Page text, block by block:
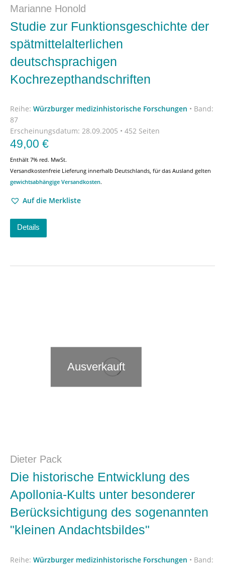
Marianne Honold
Studie zur Funktionsgeschichte der
spätmittelalterlichen
deutschsprachigen
Kochrezepthandschriften
Reihe: Würzburger medizinhistorische Forschungen • Band:
87
Erscheinungsdatum: 28.09.2005 • 452 Seiten
49,00 €
Enthält 7% red. MwSt.
Versandkostenfreie Lieferung innerhalb Deutschlands, für das Ausland gelten
gewichtsabhängige Versandkosten.
Auf die Merkliste
Details
Ausverkauft
Dieter Pack
Die historische Entwicklung des
Apollonia-Kults unter besonderer
Berücksichtigung des sogenannten
"kleinen Andachtsbildes"
Reihe: Würzburger medizinhistorische Forschungen • Band: